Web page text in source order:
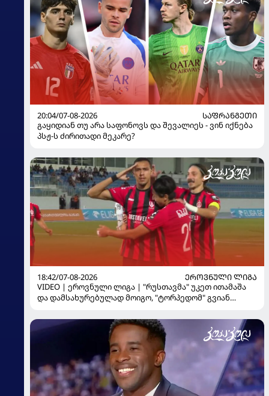
20:04/07-08-2026
ᲡᲐᲤᲠᲐᲜᲒᲔᲗᲘ
გაყიდიან თუ არა საფონოვს და შევალიეს - ვინ იქნება
პსჟ-ს ძირითადი მეკარე?
18:42/07-08-2026
ᲔᲠᲝᲕᲜᲣᲚᲘ ᲚᲘᲒᲐ
VIDEO | ეროვნული ლიგა | "რუსთავმა" უკეთ ითამაშა
და დამსახურებულად მოიგო, "ტორპედომ" გვიან